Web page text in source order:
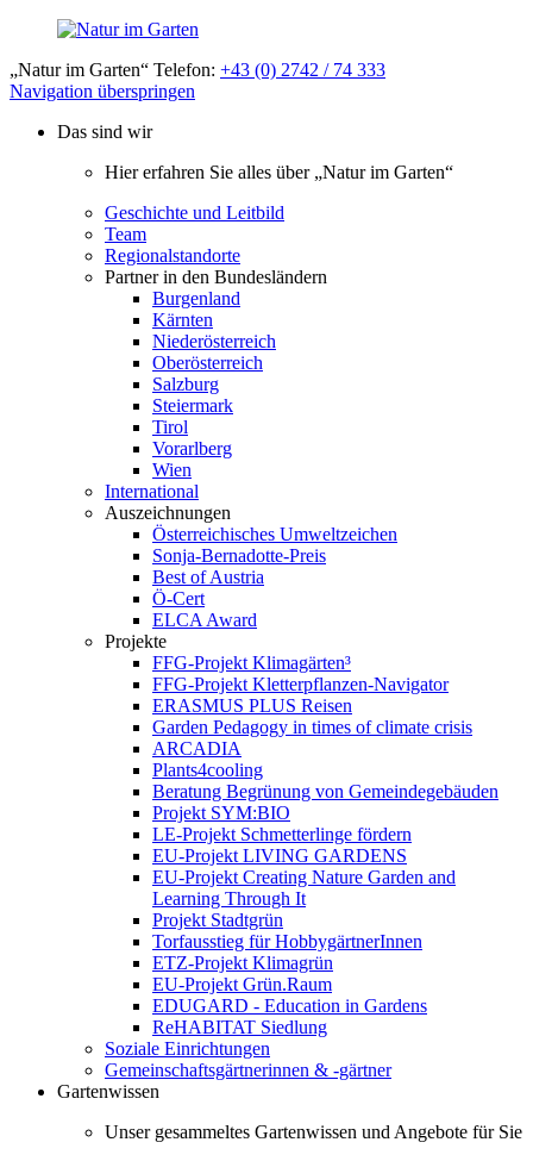
„Natur im Garten“ Telefon: +43 (0) 2742 / 74 333
Navigation überspringen
Das sind wir
Hier erfahren Sie alles über „Natur im Garten“
Geschichte und Leitbild
Team
Regionalstandorte
Partner in den Bundesländern
Burgenland
Kärnten
Niederösterreich
Oberösterreich
Salzburg
Steiermark
Tirol
Vorarlberg
Wien
International
Auszeichnungen
Österreichisches Umweltzeichen
Sonja-Bernadotte-Preis
Best of Austria
Ö-Cert
ELCA Award
Projekte
FFG-Projekt Klimagärten³
FFG-Projekt Kletterpflanzen-Navigator
ERASMUS PLUS Reisen
Garden Pedagogy in times of climate crisis
ARCADIA
Plants4cooling
Beratung Begrünung von Gemeindegebäuden
Projekt SYM:BIO
LE-Projekt Schmetterlinge fördern
EU-Projekt LIVING GARDENS
EU-Projekt Creating Nature Garden and
Learning Through It
Projekt Stadtgrün
Torfausstieg für HobbygärtnerInnen
ETZ-Projekt Klimagrün
EU-Projekt Grün.Raum
EDUGARD - Education in Gardens
ReHABITAT Siedlung
Soziale Einrichtungen
Gemeinschaftsgärtnerinnen & -gärtner
Gartenwissen
Unser gesammeltes Gartenwissen und Angebote für Sie